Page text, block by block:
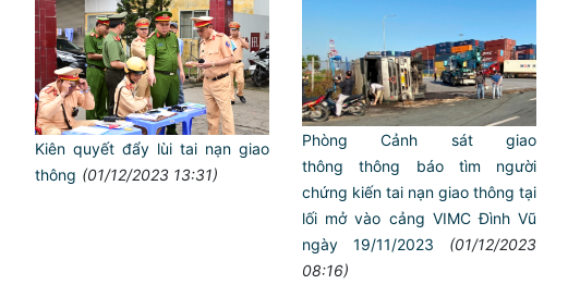
Kiên quyết đẩy lùi tai nạn giao
thông (01/12/2023 13:31)
Phòng Cảnh sát giao
thông thông báo tìm người
chứng kiến tai nạn giao thông tại
lối mở vào cảng VIMC Đình Vũ
ngày 19/11/2023
(01/12/2023
08:16)